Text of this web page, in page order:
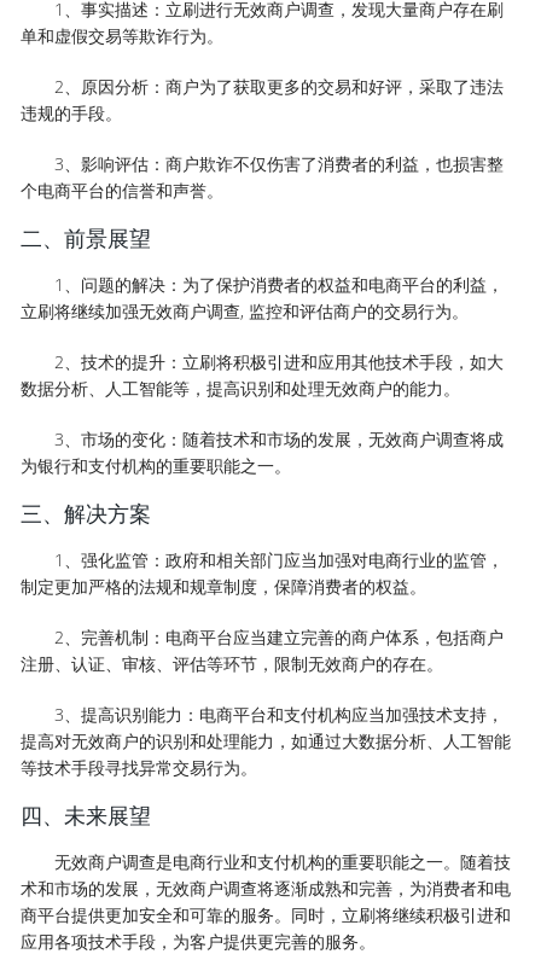
1、事实描述：立刷进行无效商户调查，发现大量商户存在刷
单和虚假交易等欺诈行为。
2、原因分析：商户为了获取更多的交易和好评，采取了违法
违规的手段。
3、影响评估：商户欺诈不仅伤害了消费者的利益，也损害整
个电商平台的信誉和声誉。
二、前景展望
1、问题的解决：为了保护消费者的权益和电商平台的利益，
立刷将继续加强无效商户调查, 监控和评估商户的交易行为。
2、技术的提升：立刷将积极引进和应用其他技术手段，如大
数据分析、人工智能等，提高识别和处理无效商户的能力。
3、市场的变化：随着技术和市场的发展，无效商户调查将成
为银行和支付机构的重要职能之一。
三、解决方案
1、强化监管：政府和相关部门应当加强对电商行业的监管，
制定更加严格的法规和规章制度，保障消费者的权益。
2、完善机制：电商平台应当建立完善的商户体系，包括商户
注册、认证、审核、评估等环节，限制无效商户的存在。
3、提高识别能力：电商平台和支付机构应当加强技术支持，
提高对无效商户的识别和处理能力，如通过大数据分析、人工智能
等技术手段寻找异常交易行为。
四、未来展望
无效商户调查是电商行业和支付机构的重要职能之一。随着技
术和市场的发展，无效商户调查将逐渐成熟和完善，为消费者和电
商平台提供更加安全和可靠的服务。同时，立刷将继续积极引进和
应用各项技术手段，为客户提供更完善的服务。